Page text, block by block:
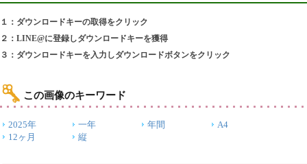
１：ダウンロードキーの取得をクリック
２：LINE@に登録しダウンロードキーを獲得
３：ダウンロードキーを入力しダウンロードボタンをクリック
この画像のキーワード
2025年 一年 年間
A4
12ヶ月
縦